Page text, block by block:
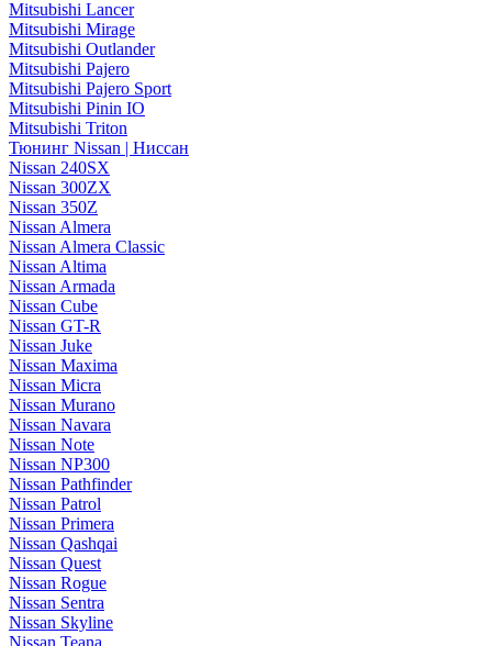
Mitsubishi Lancer
Mitsubishi Mirage
Mitsubishi Outlander
Mitsubishi Pajero
Mitsubishi Pajero Sport
Mitsubishi Pinin IO
Mitsubishi Triton
Тюнинг Nissan | Ниссан
Nissan 240SX
Nissan 300ZX
Nissan 350Z
Nissan Almera
Nissan Almera Classic
Nissan Altima
Nissan Armada
Nissan Cube
Nissan GT-R
Nissan Juke
Nissan Maxima
Nissan Micra
Nissan Murano
Nissan Navara
Nissan Note
Nissan NP300
Nissan Pathfinder
Nissan Patrol
Nissan Primera
Nissan Qashqai
Nissan Quest
Nissan Rogue
Nissan Sentra
Nissan Skyline
Nissan Teana